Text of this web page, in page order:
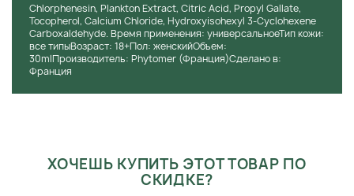
Chlorphenesin, Plankton Extract, Citric Acid, Propyl Gallate,
Tocopherol, Calcium Chloride, Hydroxyisohexyl 3-Cyclohexene
Carboxaldehyde. Время применения: универсальноеТип кожи:
все типыВозраст: 18+Пол: женскийОбъем:
30mlПроизводитель: Phytomer (Франция)Сделано в:
Франция
ХОЧЕШЬ КУПИТЬ ЭТОТ ТОВАР ПО
СКИДКЕ?